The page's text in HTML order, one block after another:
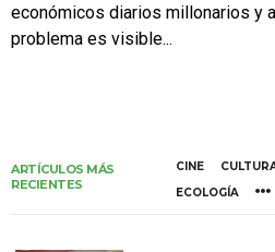
económicos diarios millonarios y
problema es visible...
ARTÍCULOS MÁS
RECIENTES
CINE
ECOLOGÍA